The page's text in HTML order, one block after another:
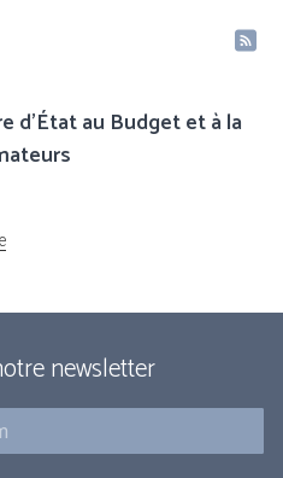
d’État au Budget et à la
newsletter